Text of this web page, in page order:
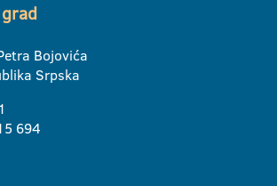
Bojovića
Srpska
694